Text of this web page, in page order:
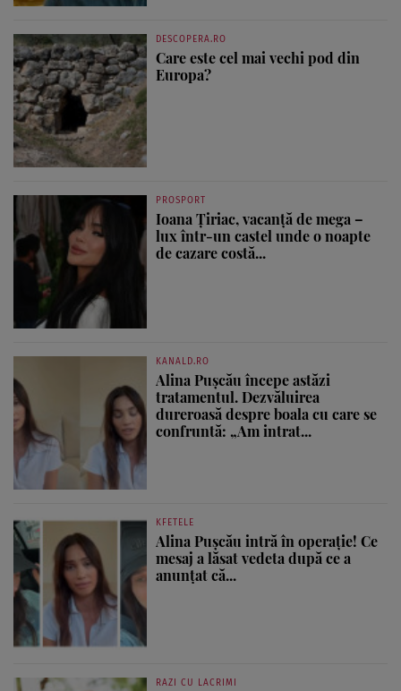
DESCOPERA.RO
Care este cel mai vechi pod din
Europa?
PROSPORT
Ioana Țiriac, vacanță de mega –
lux într-un castel unde o noapte
de cazare costă...
KANALD.RO
Alina Pușcău începe astăzi
tratamentul. Dezvăluirea
dureroasă despre boala cu care se
confruntă: „Am intrat...
KFETELE
Alina Pușcău intră în operație! Ce
mesaj a lăsat vedeta după ce a
anunțat că...
RAZI CU LACRIMI